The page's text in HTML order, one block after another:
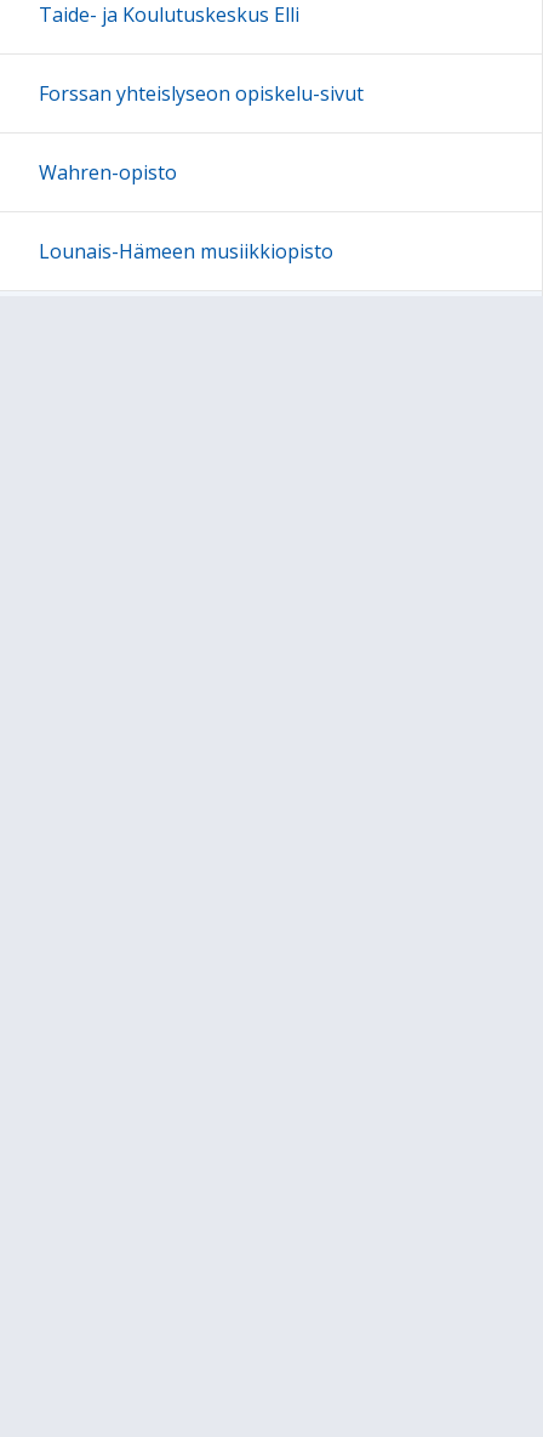
Taide- ja Koulutuskeskus Elli
Forssan yhteislyseon opiskelu-sivut
Wahren-opisto
Lounais-Hämeen musiikkiopisto